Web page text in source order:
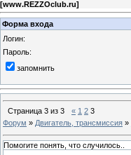
[www.REZZOclub.ru]
Форма входа
Логин:
Пароль:
запомнить
Страница 3 из 3 « 1 2 3
Форум » Двигатель, трансмиссия »
Помогите понять, что случилось..